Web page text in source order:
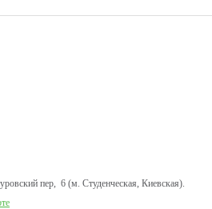
пер, 6 (м. Студенческая, Киевская).